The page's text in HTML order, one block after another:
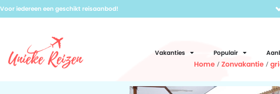
Voor iedereen een geschikt reisaanbod!
Vakanties Populair
Home / Zonvakantie /